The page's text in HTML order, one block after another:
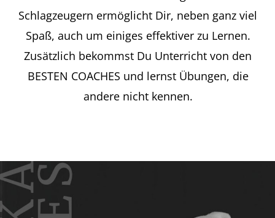
Schlagzeugern ermöglicht Dir, neben ganz viel
Spaß, auch um einiges effektiver zu Lernen.
Zusätzlich bekommst Du Unterricht von den
BESTEN COACHES und lernst Übungen, die
andere nicht kennen.